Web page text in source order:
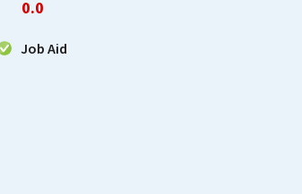
0.0
Job Aid